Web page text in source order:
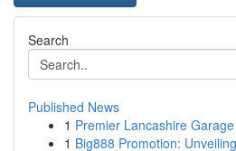
Search
Published News
1 Premier Lancashire
1 Big888 Promotion: